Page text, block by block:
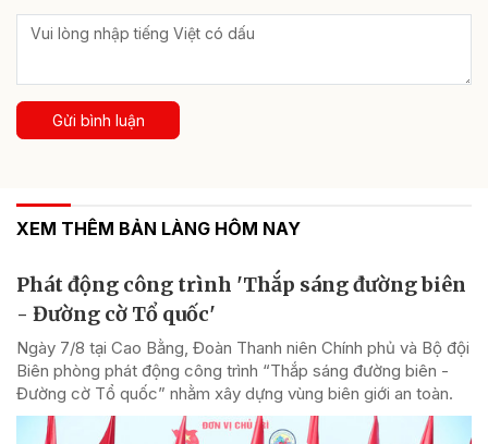
Gửi bình luận
XEM THÊM BẢN LÀNG HÔM NAY
Phát động công trình 'Thắp sáng đường biên
- Đường cờ Tổ quốc'
Ngày 7/8 tại Cao Bằng, Đoàn Thanh niên Chính phủ và Bộ đội
Biên phòng phát động công trình “Thắp sáng đường biên -
Đường cờ Tổ quốc” nhằm xây dựng vùng biên giới an toàn.